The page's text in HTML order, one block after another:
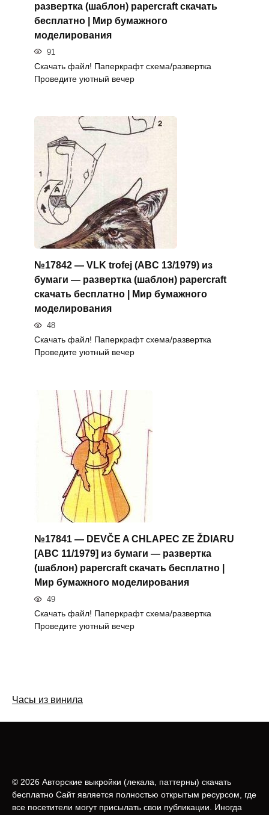
развертка (шаблон) papercraft скачать
бесплатно | Мир бумажного
моделирования
91
Скачать файл! Паперкрафт схема/развертка
Проведите уютный вечер
№17842 — VLK trofej (ABC 13/1979) из
бумаги — развертка (шаблон) papercraft
скачать бесплатно | Мир бумажного
моделирования
48
Скачать файл! Паперкрафт схема/развертка
Проведите уютный вечер
№17841 — DEVČE A CHLAPEC ZE ŽDIARU
[ABC 11/1979] из бумаги — развертка
(шаблон) papercraft скачать бесплатно |
Мир бумажного моделирования
49
Скачать файл! Паперкрафт схема/развертка
Проведите уютный вечер
Часы из винила
© 2026 Авторские выкройки (лeкала, паттерны) скачать
бесплатно Сайт является полностью открытым ресурсом, где
все посетители могут присылать свои публикации. Иногда